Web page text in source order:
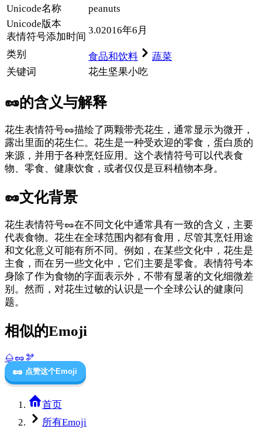
Unicode名称
peanuts
Unicode版本
表情符号添加时间
3.02016年6月
类别 食品和饮料
蔬菜
关键词
花生坚果小吃
🥜的含义与解释
花生表情符号🥜描绘了两颗带壳花生，通常显示为微开，
露出里面的花生仁。花生是一种受欢迎的零食，蛋白质的
来源，并用于各种烹饪应用。这个表情符号可以代表食
物、零食、健康饮食，或者仅仅是豆科植物本身。
🥜文化背景
花生表情符号🥜在不同文化中通常具有一致的含义，主要
代表食物。花生在全球范围内都有食用，尽管其烹饪用途
和文化意义可能有所不同。例如，在某些文化中，花生是
主食，而在另一些文化中，它们主要是零食。表情符号本
身除了作为食物的字面表示外，不带有显著的文化细微差
别。然而，对花生过敏的认识是一个全球公认的健康问
题。
相似的Emoji
🌰🥜 🫘
🥜 点赞这个Emoji
首页
所有Emoji